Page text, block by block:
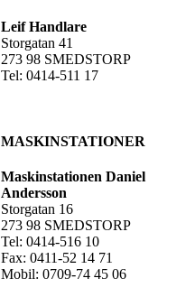
Leif Handlare
Storgatan 41
273 98 SMEDSTORP
Tel: 0414-511 17
MASKINSTATIONER
Maskinstationen Daniel
Andersson
Storgatan 16
273 98 SMEDSTORP
Tel: 0414-516 10
Fax: 0411-52 14 71
Mobil: 0709-74 45 06